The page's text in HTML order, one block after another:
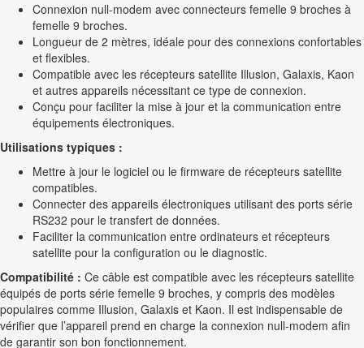
Connexion null-modem avec connecteurs femelle 9 broches à
femelle 9 broches.
Longueur de 2 mètres, idéale pour des connexions confortables
et flexibles.
Compatible avec les récepteurs satellite Illusion, Galaxis, Kaon
et autres appareils nécessitant ce type de connexion.
Conçu pour faciliter la mise à jour et la communication entre
équipements électroniques.
Utilisations typiques :
Mettre à jour le logiciel ou le firmware de récepteurs satellite
compatibles.
Connecter des appareils électroniques utilisant des ports série
RS232 pour le transfert de données.
Faciliter la communication entre ordinateurs et récepteurs
satellite pour la configuration ou le diagnostic.
Compatibilité : Ce câble est compatible avec les récepteurs satellite
équipés de ports série femelle 9 broches, y compris des modèles
populaires comme Illusion, Galaxis et Kaon. Il est indispensable de
vérifier que l’appareil prend en charge la connexion null-modem afin
de garantir son bon fonctionnement.